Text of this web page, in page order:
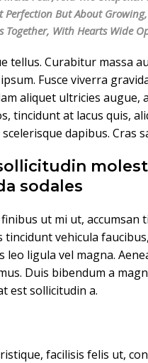
Perfection But About
Together, With Hearts Wide
tellus. Curabitur massa
Fusce viverra
aliquet ultricies augue,
tincidunt at lacus quis,
dapibus. Cras
sodales
ut mi ut, accumsan
vehicula
leo ligula vel magna.
Duis bibendum a
est sollicitudin a.
facilisis felis ut,